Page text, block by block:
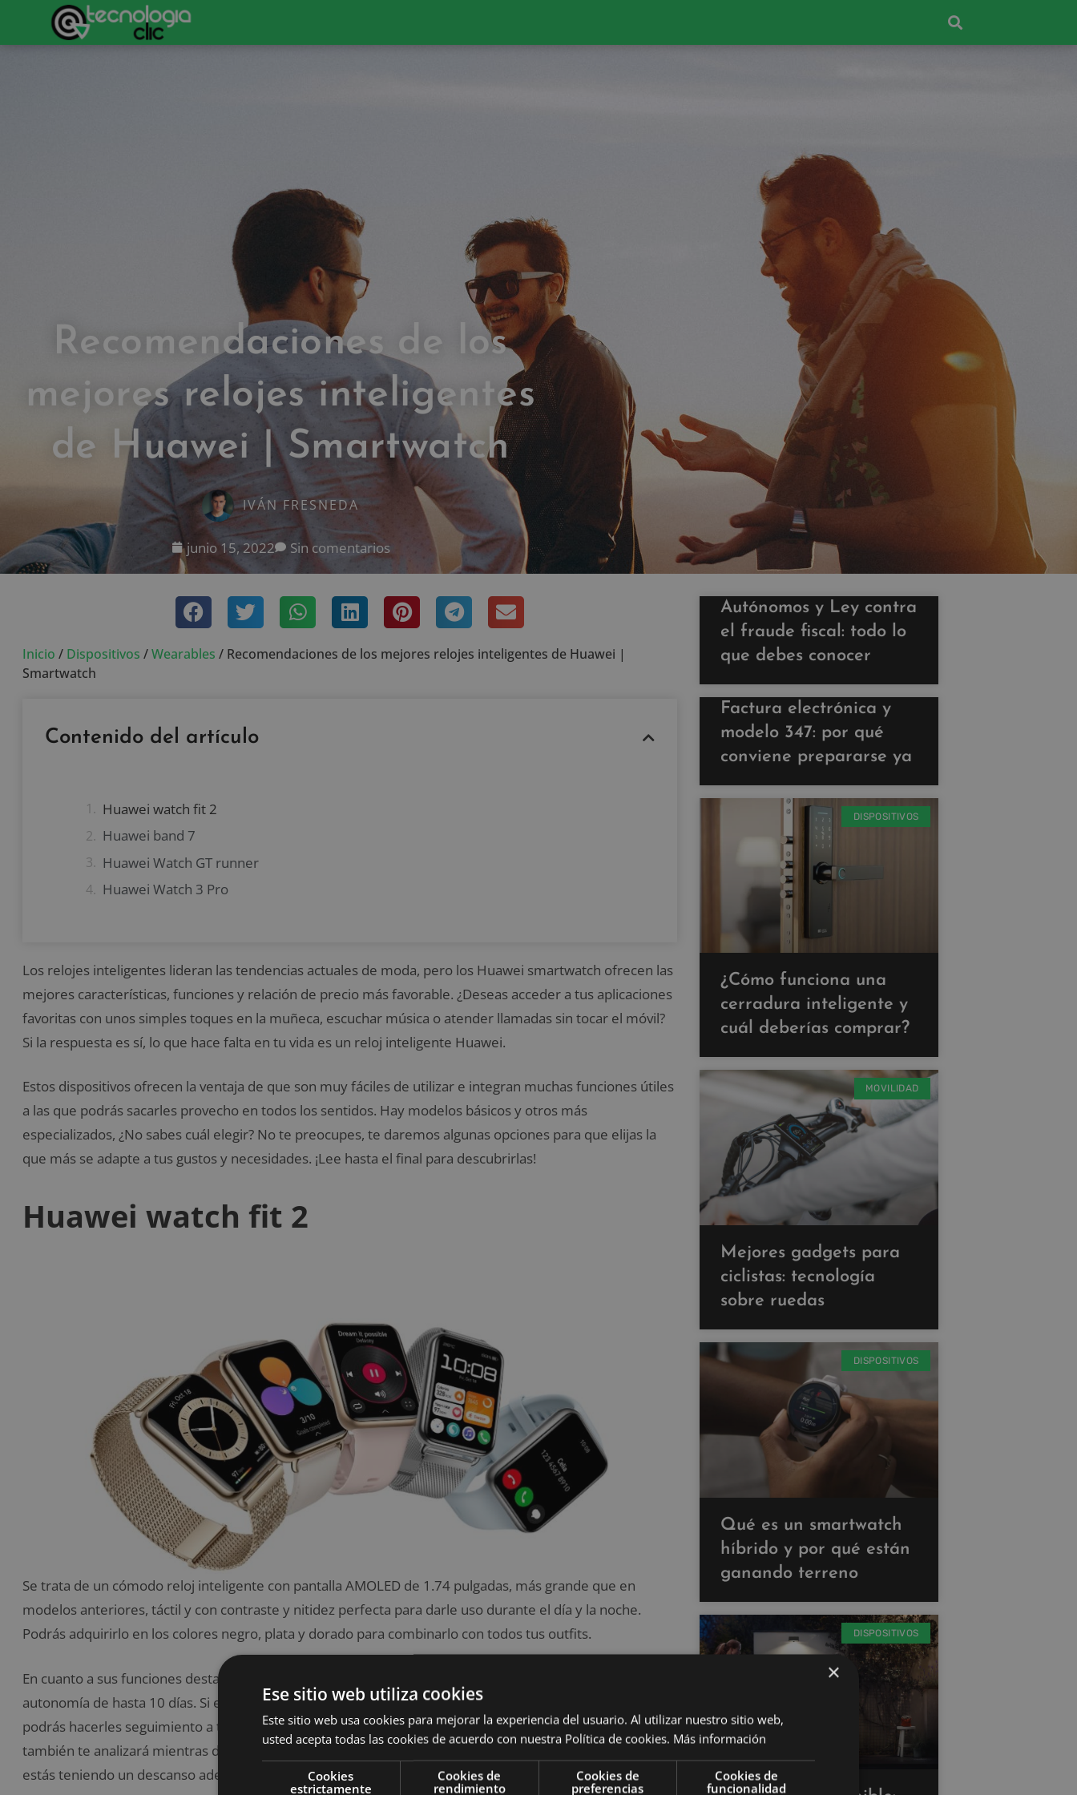
Recomendaciones de los
mejores relojes inteligentes
de Huawei | Smartwatch
IVÁN FRESNEDA
junio 15, 2022 Sin comentarios
Inicio / Dispositivos /Wearables / Recomendaciones de los mejores relojes inteligentes de Huawei |
Smartwatch
Contenido del artículo
Huawei watch fit 2
Huawei band 7
Huawei Watch GT runner
Huawei Watch 3 Pro
Los relojes inteligentes lideran las tendencias actuales de moda, pero los Huawei smartwatch ofrecen las
mejores características, funciones y relación de precio más favorable. ¿Deseas acceder a tus aplicaciones
favoritas con unos simples toques en la muñeca, escuchar música o atender llamadas sin tocar el móvil?
Si la respuesta es sí, lo que hace falta en tu vida es un reloj inteligente Huawei.
Estos dispositivos ofrecen la ventaja de que son muy fáciles de utilizar e integran muchas funciones útiles
a las que podrás sacarles provecho en todos los sentidos. Hay modelos básicos y otros más
especializados, ¿No sabes cuál elegir? No te preocupes, te daremos algunas opciones para que elijas la
que más se adapte a tus gustos y necesidades. ¡Lee hasta el final para descubrirlas!
Huawei watch fit 2
Se trata de un cómodo reloj inteligente con pantalla AMOLED de 1.74 pulgadas, más grande que en
modelos anteriores, táctil y con contraste y nitidez perfecta para darle uso durante el día y la noche.
Podrás adquirirlo en los colores negro, plata y dorado para combinarlo con todos tus outfits.
En cuanto a sus funciones destacables, este reloj mide el oxígeno en sangre y ofrece una sorprendente
autonomía de hasta 10 días. Si eres un deportista empedernido, con este reloj y sus 97 modos deportivos
podrás hacerles seguimiento a tus entrenamientos de forma muy específica. Por si fuera poco, este reloj
también te analizará mientras duermes, gracias al seguimiento del sueño, que te permitirá descubrir si
estás teniendo un descanso adecuado.
Autónomos y Ley contra
el fraude fiscal: todo lo
que debes conocer
Factura electrónica y
modelo 347: por qué
conviene prepararse ya
DISPOSITIVOS
¿Cómo funciona una
cerradura inteligente y
cuál deberías comprar?
MOVILIDAD
Mejores gadgets para
ciclistas: tecnología
sobre ruedas
DISPOSITIVOS
Qué es un smartwatch
híbrido y por qué están
ganando terreno
DISPOSITIVOS
×
Ese sitio web utiliza cookies
Este sitio web usa cookies para mejorar la experiencia del usuario. Al utilizar nuestro sitio web,
usted acepta todas las cookies de acuerdo con nuestra Política de cookies. Más información
Cookies
estrictamente
Cookies de
rendimiento
Cookies de
preferencias
Cookies de
funcionalidad